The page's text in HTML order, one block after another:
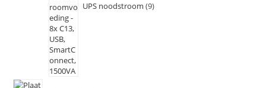
UPS noodstroom 9